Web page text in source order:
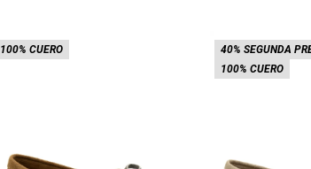
100% CUERO
100% CUERO
40% SEGUNDA